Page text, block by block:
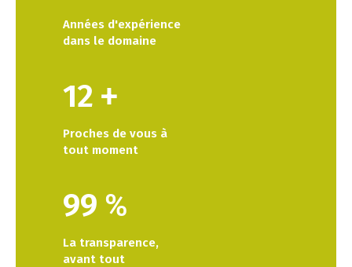
Années d'expérience
dans le domaine
12 +
Proches de vous à
tout moment
99 %
La transparence,
avant tout